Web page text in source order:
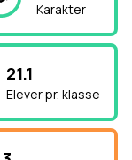
Karakter
21.1
Elever pr. klasse